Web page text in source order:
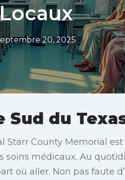
20, 2025
Sud du
Starr County Memorial
médicaux. Au
où aller. Non pas faute